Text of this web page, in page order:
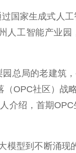
家生成式人工
工智能产业
局的老建筑
OPC社区）
绍，首期
到不断涌现